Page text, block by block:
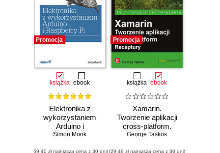
Promocja
książka ebook
Elektronika z
wykorzystaniem
Arduino i
Rapsberry Pi.
Simon Monk
(59,40 zł najniższa cena z 30 dni)
Promocja
książka ebook
Xamarin.
Tworzenie aplikacji
cross-platform.
Receptury
George Taskos
(29,49 zł najniższa cena z 30 dni)